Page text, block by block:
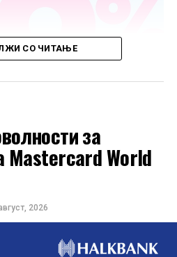
СО ЧИТАЊЕ
за
Mastercard World
2026